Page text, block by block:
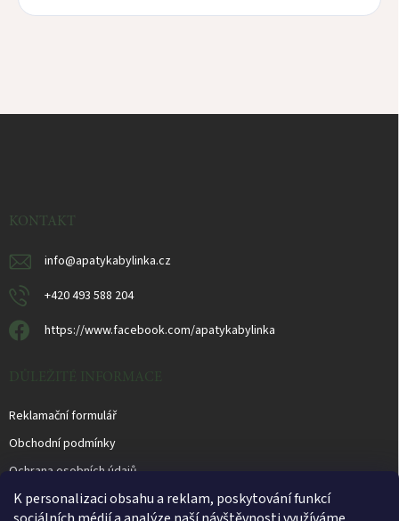
K personalizaci obsahu a reklam, poskytování funkcí
KONTAKT
info@apatykabylinka.cz
+420 493 588 204
https://www.facebook.com/apatykabylinka
DŮLEŽITÉ INFORMACE
Reklamační formulář
Obchodní podmínky
Ochrana osobních údajů